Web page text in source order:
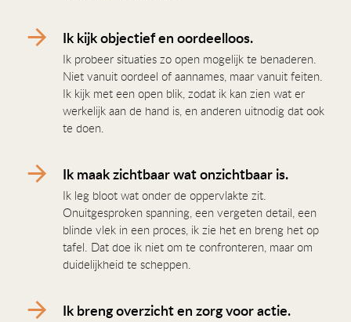
Ik kijk objectief en oordeelloos.
Ik probeer situaties zo open mogelijk te benaderen.
Niet vanuit oordeel of aannames, maar vanuit feiten.
Ik kijk met een open blik, zodat ik kan zien wat er
werkelijk aan de hand is, en anderen uitnodig dat ook
te doen.
Ik maak zichtbaar wat onzichtbaar is.
Ik leg bloot wat onder de oppervlakte zit.
Onuitgesproken spanning, een vergeten detail, een
blinde vlek in een proces, ik zie het en breng het op
tafel. Dat doe ik niet om te confronteren, maar om
duidelijkheid te scheppen.
Ik breng overzicht en zorg voor actie.